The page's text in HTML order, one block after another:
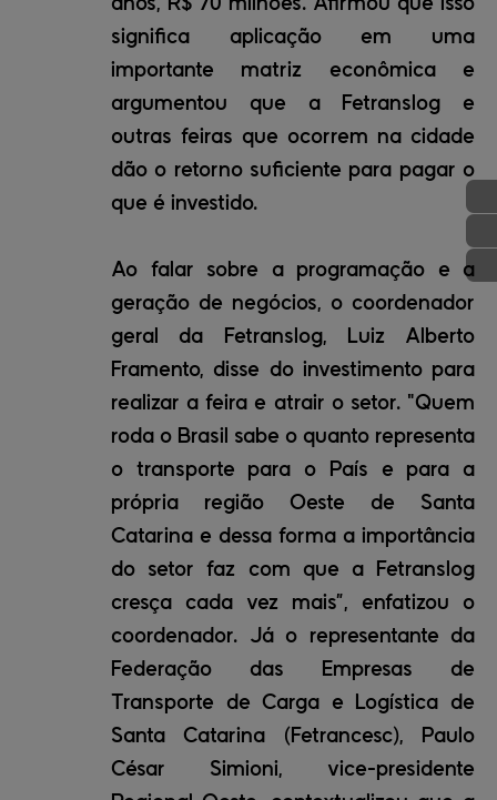
significa aplicação em uma
importante matriz econômica e
argumentou que a Fetranslog e
outras feiras que ocorrem na cidade
dão o retorno suficiente para pagar o
que é investido.
Ao falar sobre a programação e a
geração de negócios, o coordenador
geral da Fetranslog, Luiz Alberto
Framento, disse do investimento para
realizar a feira e atrair o setor. "Quem
roda o Brasil sabe o quanto representa
o transporte para o País e para a
própria região Oeste de Santa
Catarina e dessa forma a importância
do setor faz com que a Fetranslog
cresça cada vez mais”, enfatizou o
coordenador. Já o representante da
Federação das Empresas de
Transporte de Carga e Logística de
Santa Catarina (Fetrancesc), Paulo
César Simioni, vice-presidente